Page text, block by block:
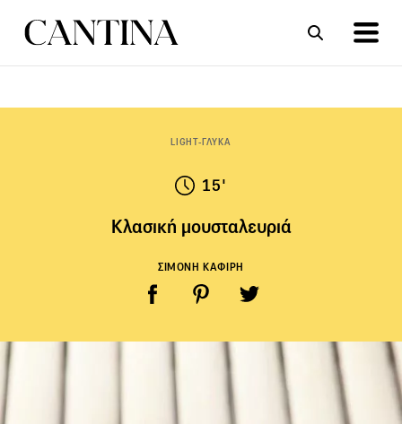
LIGHT-ΓΛΥΚΑ
15'
Κλασική μουσταλευριά
ΣΙΜΟΝΗ ΚΑΦΙΡΗ